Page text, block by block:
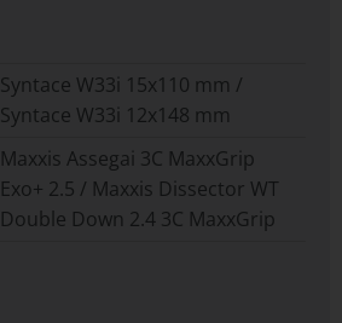
Syntace W33i 15x110 mm /
Syntace W33i 12x148 mm
Maxxis Assegai 3C MaxxGrip
Exo+ 2.5 / Maxxis Dissector WT
Double Down 2.4 3C MaxxGrip